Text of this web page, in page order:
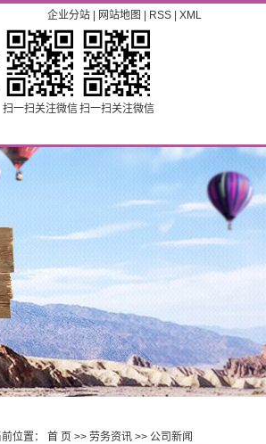
企业分站 网站地图 RSS XML
扫一扫关注微信扫一扫关注微信
位置： 首 页 >> 劳务资讯 >> 公司新闻